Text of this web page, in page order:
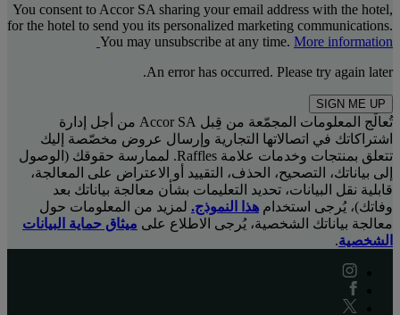
You consent to Accor SA sharing your email address with the hotel,
for the hotel to send you its personalized marketing communications.
You may unsubscribe at any time. More information
An error has occurred. Please try again later.
SIGN ME UP
تُعالَج المعلومات المجمّعة من قِبل Accor SA من أجل إدارة
اشتراكاتك في اتصالاتها التجارية وإرسال عروض مخصّصة إليك
تتعلق بمنتجات وخدمات علامة Raffles. لممارسة حقوقك (الوصول
إلى بياناتك، التصحيح، الحذف، التقييد أو الاعتراض على المعالجة،
قابلية نقل البيانات، تحديد التعليمات بشأن معالجة بياناتك بعد
وفاتك)، يُرجى استخدام هذا النموذج. لمزيد من المعلومات حول
معالجة بياناتك الشخصية، يُرجى الاطلاع على ميثاق حماية البيانات
الشخصية.